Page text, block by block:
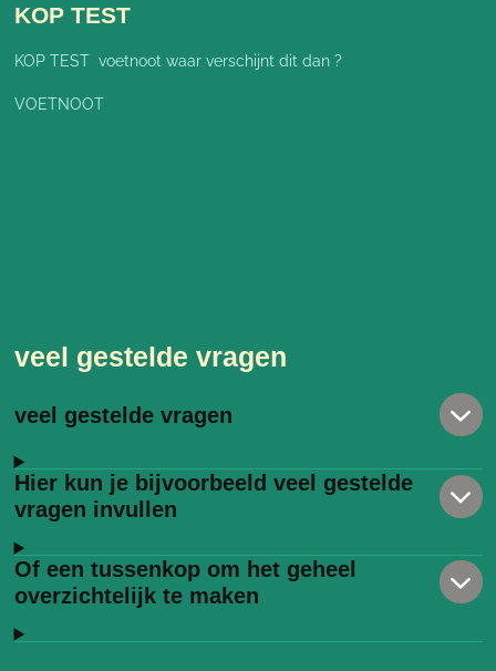
KOP TEST
KOP TEST voetnoot waar verschijnt dit dan ?
VOETNOOT
veel gestelde vragen
veel gestelde vragen
Hier kun je bijvoorbeeld veel gestelde
vragen invullen
Of een tussenkop om het geheel
overzichtelijk te maken